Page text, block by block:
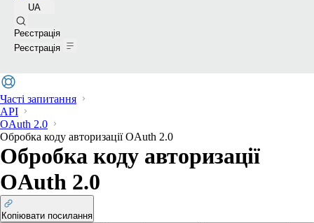
UA
Реєстрація
Реєстрація
Часті запитання
API
OAuth 2.0
Обробка коду авторизації OAuth 2.0
Обробка коду авторизації
OAuth 2.0
Копіювати посилання